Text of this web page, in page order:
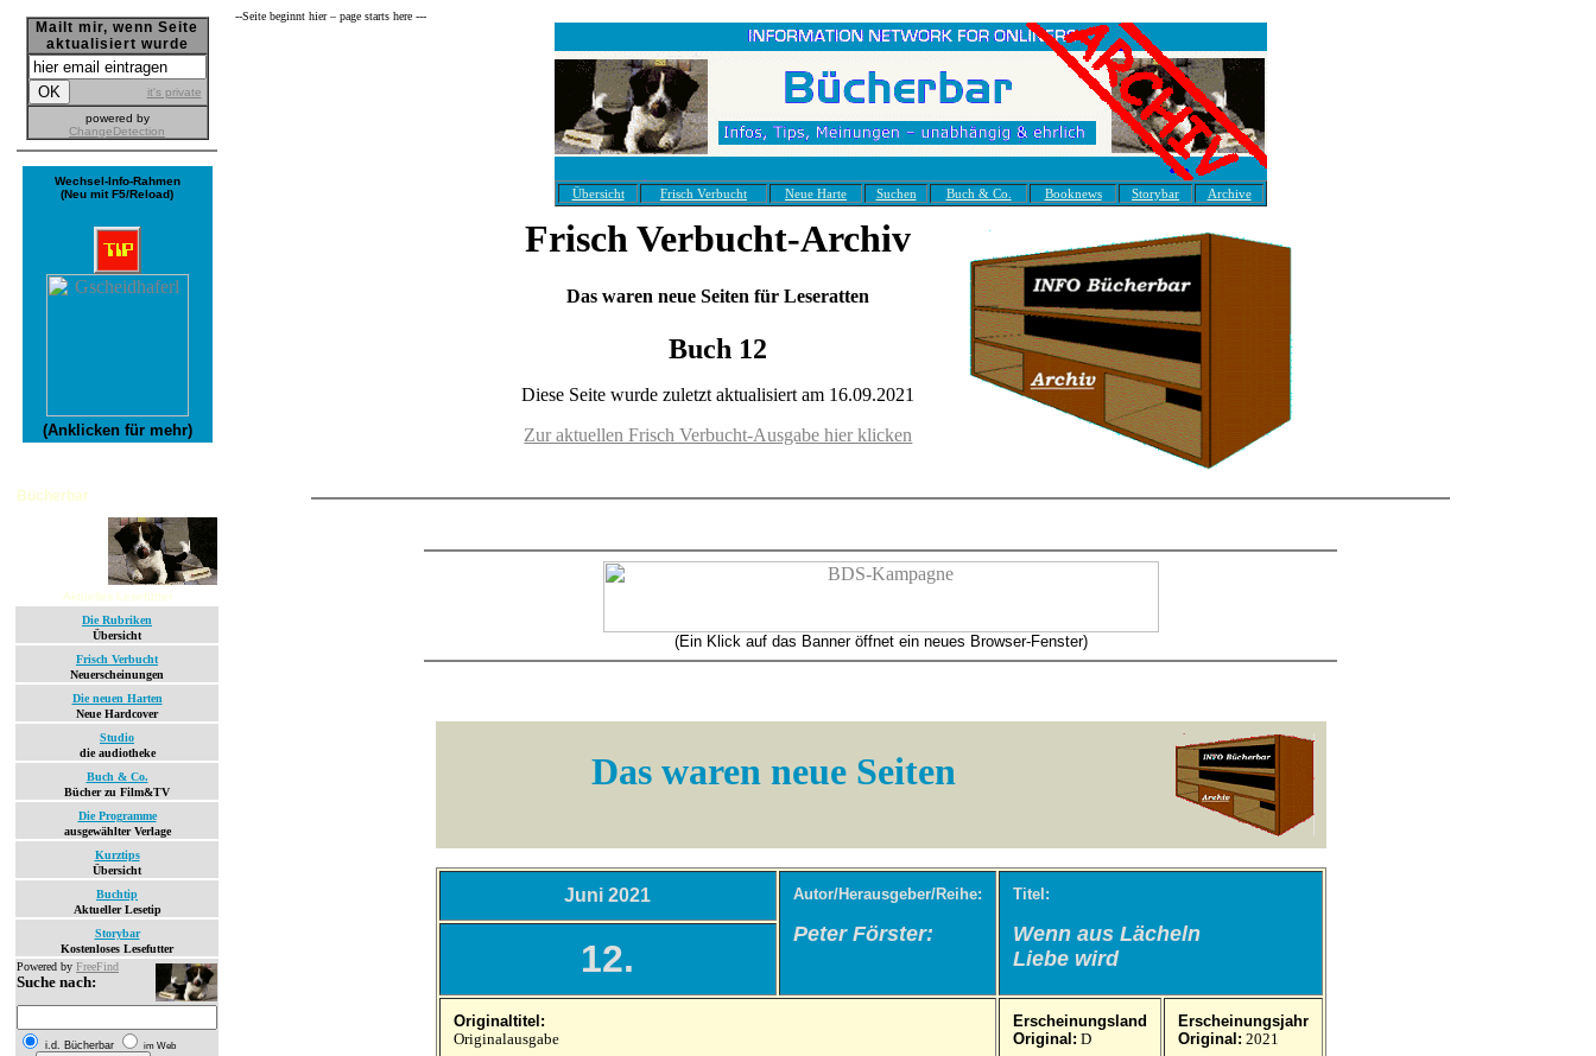
Mailt mir, wenn Seite
aktualisiert wurde
it's private
powered by
ChangeDetection
Wechsel-Info-Rahmen
(Neu mit F5/Reload)
(Anklicken für mehr)
Bücherbar
Aktuelles Lesefutter
Die Rubriken
Übersicht
Frisch Verbucht
Neuerscheinungen
Die neuen Harten
Neue Hardcover
Studio
die audiotheke
Buch & Co.
Bücher zu Film&TV
Die Programme
ausgewählter Verlage
Kurztips
Übersicht
Buchtip
Aktueller Lesetip
Storybar
Kostenloses Lesefutter
Powered by FreeFind
Suche nach:
i.d. Bücherbar im Web
--­Seite beginnt hier – page starts here ---
Übersicht Frisch Verbucht Neue Harte Suchen Buch & Co. Booknews Storybar Archive
Frisch Verbucht-Archiv
Das waren neue Seiten für Leseratten
Buch 12
Diese Seite wurde zuletzt aktualisiert am 16.09.2021
Zur aktuellen Frisch Verbucht-Ausgabe hier klicken
(Ein Klick auf das Banner öffnet ein neues Browser-Fenster)
Das waren neue Seiten
Juni 2021 Autor/Herausgeber/Reihe:
Peter Förster:
Titel:
Wenn aus Lächeln
Liebe wird
12.
Originaltitel:
Originalausgabe
Erscheinungsland
Original: D
Erscheinungsjahr
Original: 2021